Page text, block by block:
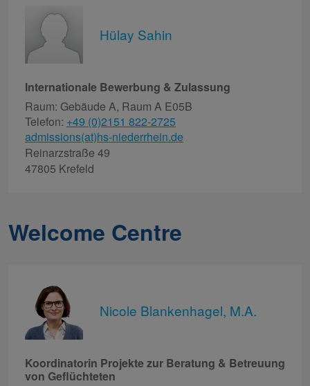
Hülay Sahin
Internationale Bewerbung & Zulassung
Raum: Gebäude A, Raum A E05B
Telefon: +49 (0)2151 822-2725
admissions(at)hs-niederrhein.de
Reinarzstraße 49
47805 Krefeld
Welcome Centre
Nicole Blankenhagel, M.A.
Koordinatorin Projekte zur Beratung & Betreuung
von Geflüchteten